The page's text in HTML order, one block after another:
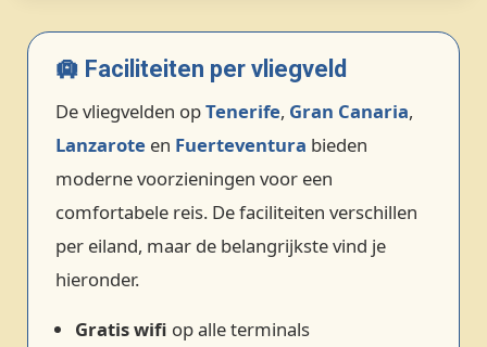
🛄 Faciliteiten per vliegveld
De vliegvelden opTenerife, Gran Canaria,
Lanzarote en Fuerteventura bieden
moderne voorzieningen voor een
comfortabele reis. De faciliteiten verschillen
per eiland, maar de belangrijkste vind je
hieronder.
Gratis wifi op alle terminals